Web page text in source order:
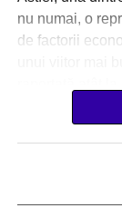
nu numai, o
de factorii